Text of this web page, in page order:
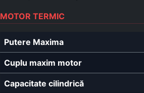
MOTOR TERMIC
Putere Maxima
Cuplu maxim motor
Capacitate cilindrică